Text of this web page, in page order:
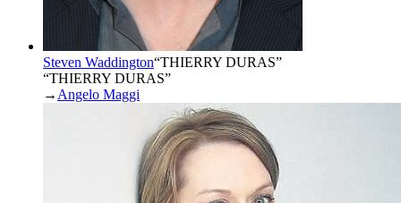
Steven Waddington“THIERRY DURAS”
“THIERRY DURAS”
→ Angelo Maggi